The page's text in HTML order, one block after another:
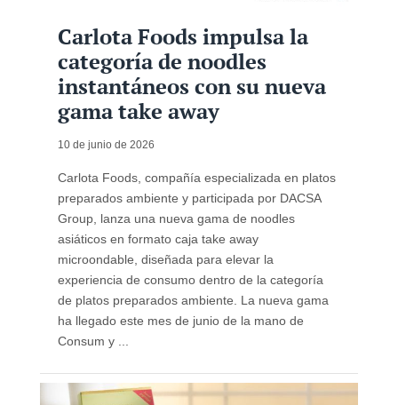
Carlota Foods impulsa la
categoría de noodles
instantáneos con su nueva
gama take away
10 de junio de 2026
Carlota Foods, compañía especializada en platos
preparados ambiente y participada por DACSA
Group, lanza una nueva gama de noodles
asiáticos en formato caja take away
microondable, diseñada para elevar la
experiencia de consumo dentro de la categoría
de platos preparados ambiente. La nueva gama
ha llegado este mes de junio de la mano de
Consum y ...